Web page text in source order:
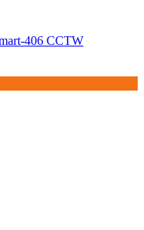
406 CCTW